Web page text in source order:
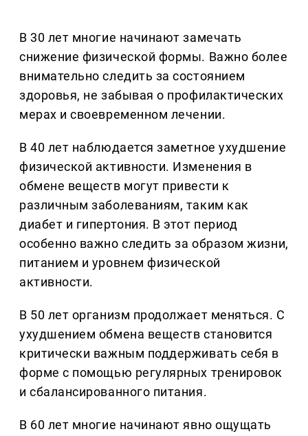
В 30 лет многие начинают замечать
снижение физической формы. Важно более
внимательно следить за состоянием
здоровья, не забывая о профилактических
мерах и своевременном лечении.
В 40 лет наблюдается заметное ухудшение
физической активности. Изменения в
обмене веществ могут привести к
различным заболеваниям, таким как
диабет и гипертония. В этот период
особенно важно следить за образом жизни,
питанием и уровнем физической
активности.
В 50 лет организм продолжает меняться. С
ухудшением обмена веществ становится
критически важным поддерживать себя в
форме с помощью регулярных тренировок
и сбалансированного питания.
В 60 лет многие начинают явно ощущать